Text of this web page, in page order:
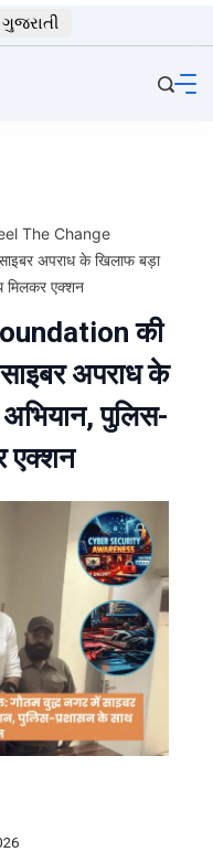
ગુજરાતી
The Change
अपराध के खिलाफ बड़ा
मिलकर एक्शन
की
अपराध के
पुलिस-
एक्शन